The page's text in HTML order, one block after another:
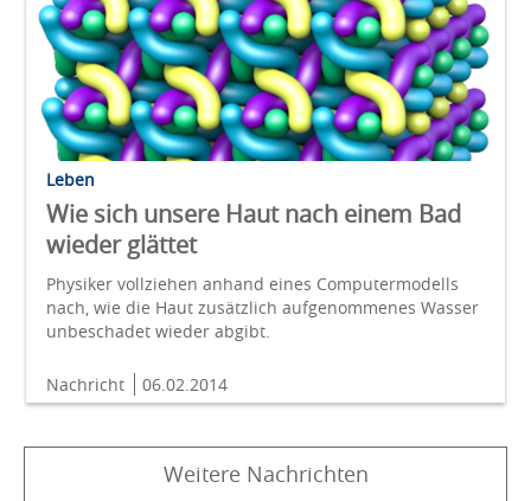
Leben
Wie sich unsere Haut nach einem Bad
wieder glättet
Physiker vollziehen anhand eines Computermodells
nach, wie die Haut zusätzlich aufgenommenes Wasser
unbeschadet wieder abgibt.
Nachricht 06.02.2014
Weitere Nachrichten